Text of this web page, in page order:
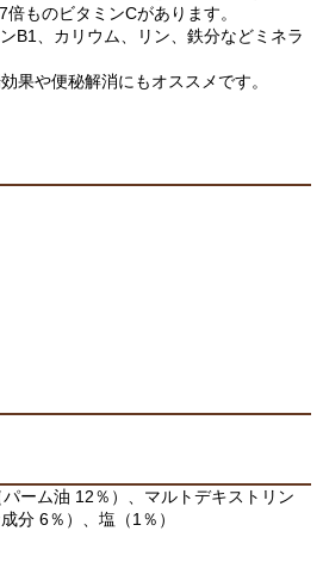
ものビタミンCがあります。
B1、カリウム、リン、鉄分などミネラ
果や便秘解消にもオススメです。
ーム油 12％）、マルトデキストリン
分 6％）、塩（1％）